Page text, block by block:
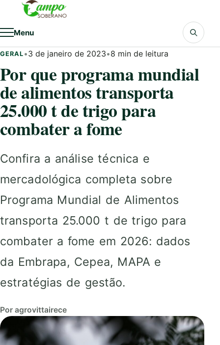
Pular para o conteúdo
Menu
GERAL •3 de janeiro de 2023•8 min de leitura
Por que programa mundial
de alimentos transporta
25.000 t de trigo para
combater a fome
Confira a análise técnica e
mercadológica completa sobre
Programa Mundial de Alimentos
transporta 25.000 t de trigo para
combater a fome em 2026: dados
da Embrapa, Cepea, MAPA e
estratégias de gestão.
Por agrovittairece